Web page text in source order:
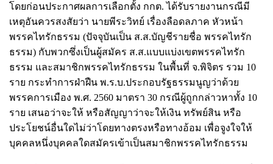
โดยก่อนประกาศผลการเลือกตั้ง กกต. ได้รับรายงานกรณีมี
เหตุอันควรสงสัยว่า นายพีระวิทย์ เรื่องลือดลภาค หัวหน้า
พรรคไทรักธรรม (ปัจจุบันเป็น ส.ส.บัญชีรายชื่อ พรรคไทรัก
ธรรม) กับพวกซึ่งเป็นผู้สมัคร ส.ส.แบบแบ่งเขตพรรคไทรัก
ธรรม และสมาชิกพรรคไทรักธรรม ในพื้นที่ จ.พิจิตร รวม 10
ราย กระทำการฝ่าฝืน พ.ร.บ.ประกอบรัฐธรรมนูญว่าด้วย
พรรคการเมือง พ.ศ. 2560 มาตรา 30 กรณีผู้ถูกกล่าวหาทั้ง 10
ราย เสนอว่าจะให้ หรือสัญญาว่าจะให้เงิน ทรัพย์สิน หรือ
ประโยชน์อื่นใดไม่ว่าโดยทางตรงหรือทางอ้อม เพื่อจูงใจให้
บุคคลหนึ่งบุคคลใดสมัครเข้าเป็นสมาชิกพรรคไทรักธรรม